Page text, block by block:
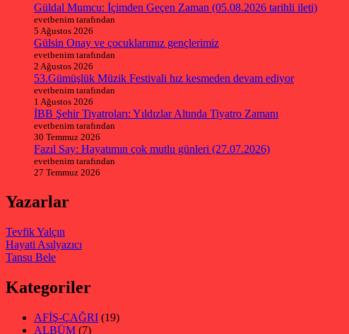
Güldal Mumcu: İçimden Geçen Zaman (05.08.2026 tarihli ileti)
evetbenim tarafından
5 Ağustos 2026
Gülsin Onay ve çocuklarımız gençlerimiz
evetbenim tarafından
2 Ağustos 2026
53.Gümüşlük Müzik Festivali hız kesmeden devam ediyor
evetbenim tarafından
1 Ağustos 2026
İBB Şehir Tiyatroları: Yıldızlar Altında Tiyatro Zamanı
evetbenim tarafından
30 Temmuz 2026
Fazıl Say: Hayatımın çok mutlu günleri (27.07.2026)
evetbenim tarafından
27 Temmuz 2026
Yazarlar
Tevfik Yalçın
Hayati Asılyazıcı
Tansu Bele
Kategoriler
AFİŞ-ÇAĞRI (19)
ALBÜM (7)